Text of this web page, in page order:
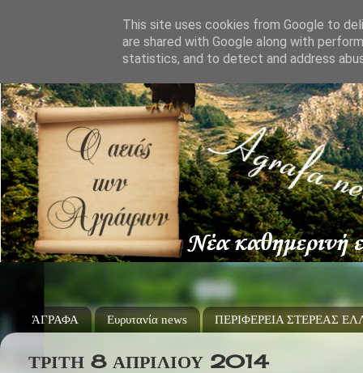
ΆΓΡΑΦΑ Ευρυτανία news ΠΕΡΙΦΕΡΕΙΑ ΣΤΕΡΕΑΣ
ΤΡΊΤΗ 8 ΑΠΡΙΛΊΟΥ 2014
This site uses cookies from Google to
are shared with Google along with
statistics, and to detect and address